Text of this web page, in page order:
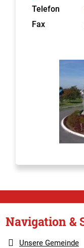
Telefon
Fax
Navigation &
Unsere Gemeinde